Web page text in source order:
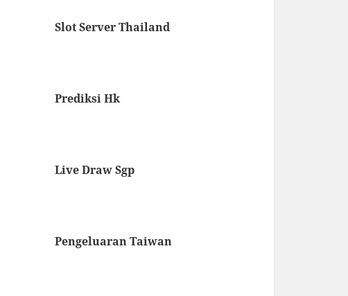
Slot Server Thailand
Prediksi Hk
Live Draw Sgp
Pengeluaran Taiwan